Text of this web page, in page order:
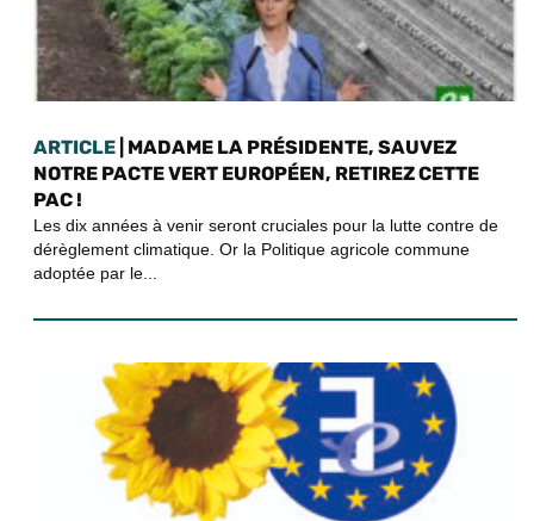
ARTICLE | MADAME LA PRÉSIDENTE, SAUVEZ
NOTRE PACTE VERT EUROPÉEN, RETIREZ CETTE
PAC !
Les dix années à venir seront cruciales pour la lutte contre de
dérèglement climatique. Or la Politique agricole commune
adoptée par le...